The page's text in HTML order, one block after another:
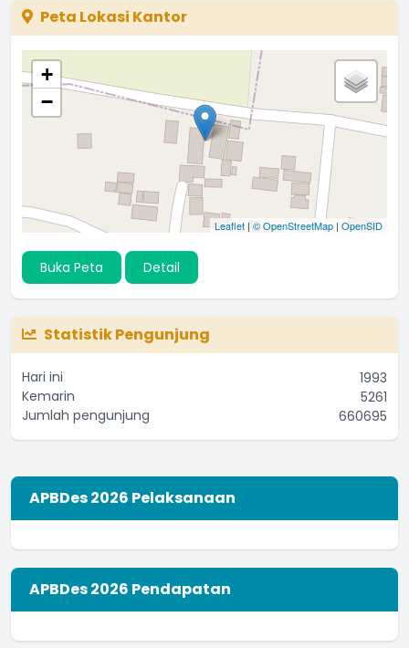
Peta Lokasi Kantor
+
−
Leaflet | © OpenStreetMap | OpenSID
Buka Peta Detail
Statistik Pengunjung
Hari ini
1993
Kemarin
5261
Jumlah pengunjung
660695
APBDes 2026 Pelaksanaan
APBDes 2026 Pendapatan